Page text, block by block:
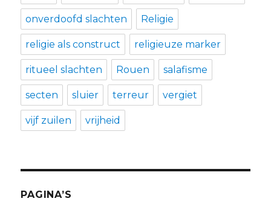
onverdoofd slachten Religie
religie als construct religieuze marker
ritueel slachten Rouen salafisme
secten sluier terreur vergiet
vijf zuilen vrijheid
PAGINA’S